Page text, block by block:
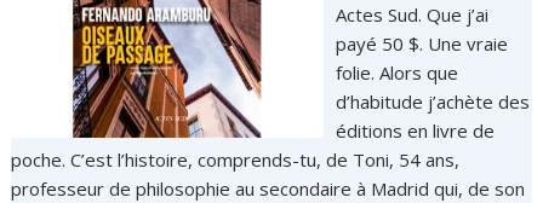
Actes Sud. Que j’ai
payé 50 $. Une vraie
folie. Alors que
d’habitude j’achète des
éditions en livre de
poche. C’est l’histoire, comprends-tu, de Toni, 54 ans,
professeur de philosophie au secondaire à Madrid qui, de son